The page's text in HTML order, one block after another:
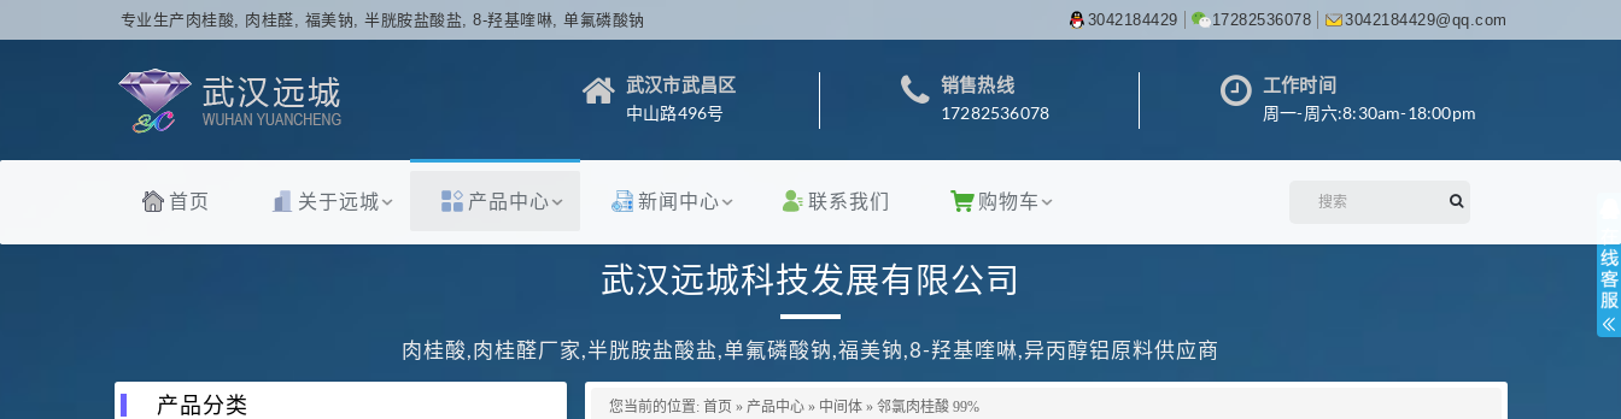
专业生产肉桂酸, 肉桂醛, 福美钠, 半胱胺盐酸盐, 8-羟基喹啉, 单氟磷酸钠 3042184429 17282536078 3042184429@qq.com
武汉市武昌区
中山路496号
销售热线
17282536078
工作时间
周一-周六:8:30am-18:00pm
首页 关于远城 产品中心 新闻中心 联系我们 购物车
武汉远城科技发展有限公司
肉桂酸,肉桂醛厂家,半胱胺盐酸盐,单氟磷酸钠,福美钠,8-羟基喹啉,异丙醇铝原料供应商
您当前的位置: 首页 » 产品中心 » 中间体 » 邻氯肉桂酸 99%
产品分类